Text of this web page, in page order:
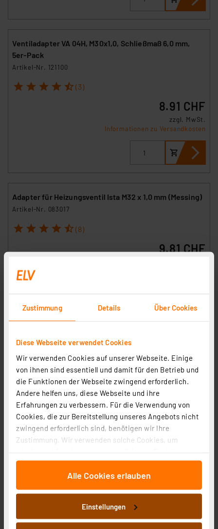
Zustimmung Details Über Cookies
Diese Webseite verwendet Cookies
Wir verwenden Cookies auf unserer Webseite. Einige
von ihnen sind essentiell und damit für den Betrieb und
die Funktionen der Webseite zwingend erforderlich.
Andere helfen uns, diese Webseite und ihre
Erfahrungen zu verbessern. Für die Verwendung von
Cookies, die zur Bereitstellung unseres Angebots nicht
zwingend erforderlich sind, benötigen wir Ihre
Zustimmung. Wir verwenden solche Cookies, um
für soziale Medien anbieten zu können und die Zugriffe
auf unsere Website zu analysieren. Außerdem geben
wir Informationen zu Ihrer Verwendung unserer Website
an unsere Partner für soziale Medien, Werbung und
Analysen weiter. Unsere Partner führen diese
Informationen möglicherweise mit weiteren Daten
Alle Cookies erlauben
Einstellungen
Ventiladapter VA 04H, M30x1,0, Schließmaß 6,0 mm,
5er-Pack
Artikel-Nr. 121100
1 2 3 4 5 (3)
8.91 CHF
zzgl. MwSt.
Informationen zu Versandkosten
Adapter für Heizungsventil Ista M32 x 1,0 mm (Messing)
Artikel-Nr. 083017
1 2 3 4 5 (8)
9.81 CHF
Heizungsventiladapter für Giacomini 22,6 mm (Messing)
Artikel-Nr. 110212
2 3 4 5 (1)
13.39 CHF
Informationen zu Versandkosten